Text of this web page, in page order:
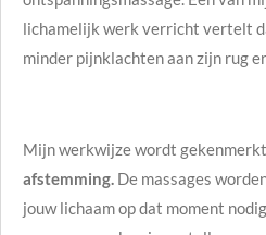
lichamelijk werk verricht vertelt
minder pijnklachten aan zijn rug
Mijn werkwijze wordt
afstemming. De massages
jouw lichaam op dat moment